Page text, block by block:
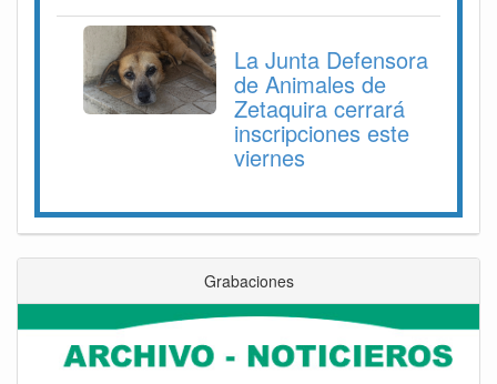
La Junta Defensora
de Animales de
Zetaquira cerrará
inscripciones este
viernes
Grabaciones